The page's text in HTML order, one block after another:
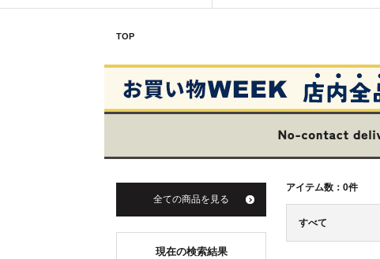
TOP
アイテム数： 0件
すべて
全ての商品を見る
現在の検索結果